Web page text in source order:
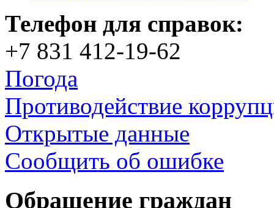
Телефон для справок:
+7 831 412-19-62
Погода
Противодействие
Открытые данные
Сообщить об ошибке
Обращение граждан